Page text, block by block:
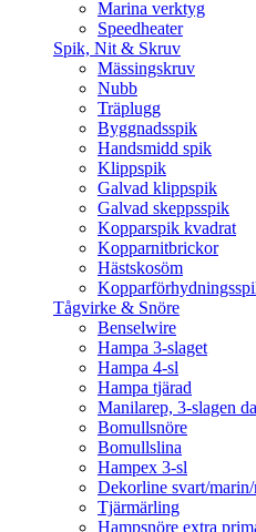
Marina verktyg
Speedheater
Spik, Nit & Skruv
Mässingskruv
Nubb
Träplugg
Byggnadsspik
Handsmidd spik
Klippspik
Galvad klippspik
Galvad skeppsspik
Kopparspik kvadrat
Kopparnitbrickor
Hästskosöm
Tågvirke & Snöre
Benselwire
Hampa 3-slaget
Hampa 4-sl
Hampa tjärad
Manilarep, 3-slagen
Bomullsnöre
Bomullslina
Hampex 3-sl
Dekorline svart/
Tjärmärling
Hampsnöre extra